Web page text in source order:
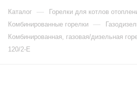
Каталог — Горелки для котлов
Комбинированные горелки —
Комбинированная, газовая/дизельная
120/2-E